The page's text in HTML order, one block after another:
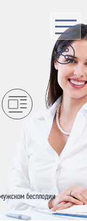
бесплодии